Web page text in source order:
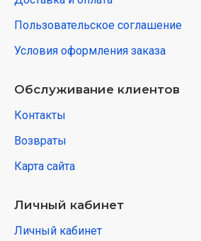
Пользовательское соглашение
Условия оформления заказа
Обслуживание клиентов
Контакты
Возвраты
Карта сайта
Личный кабинет
Личный кабинет